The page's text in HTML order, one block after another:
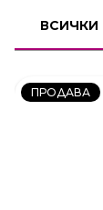
ВСИЧКИ
ПРОДАВА
СТАЕН
КОД:
231606